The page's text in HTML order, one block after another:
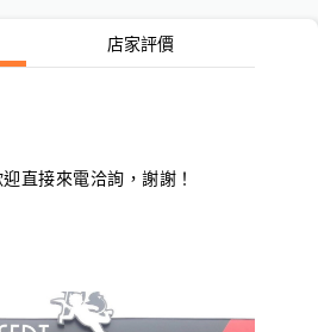
店家評價
直接來電洽詢，謝謝！